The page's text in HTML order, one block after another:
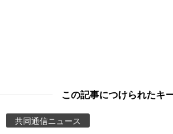
この記事につけられたキ
共同通信ニュース